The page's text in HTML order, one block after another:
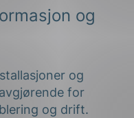
og
og
for
og drift.